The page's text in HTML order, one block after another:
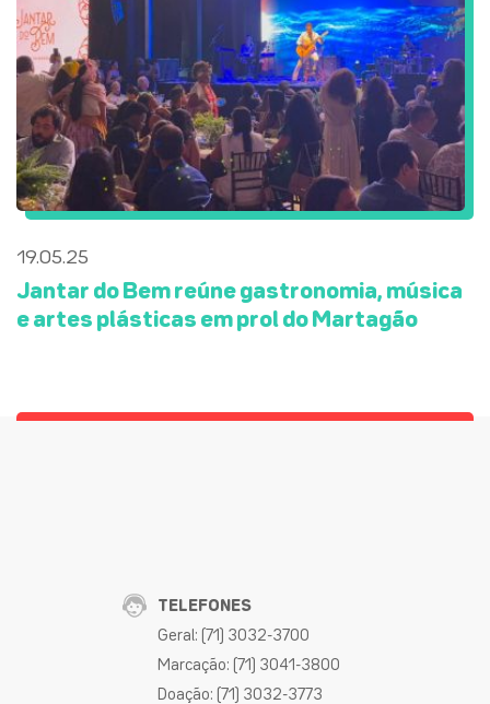
19.05.25
Jantar do Bem reúne gastronomia, música
e artes plásticas em prol do Martagão
TELEFONES
Geral: (71) 3032-3700
Marcação: (71) 3041-3800
Doação: (71) 3032-3773